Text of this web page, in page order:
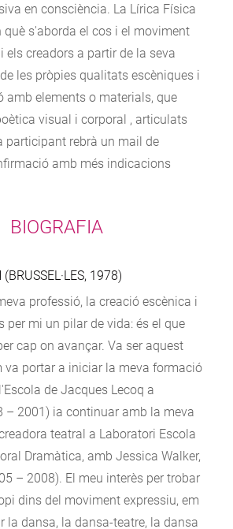
en consciència. La Lírica Física
què s'aborda el cos i el moviment
els creadors a partir de la seva
les pròpies qualitats escèniques i
amb elements o materials, que
visual i corporal , articulats
participant rebrà un mail de
amb més indicacions
BIOGRAFIA
1978)
professió, la creació escènica i
per mi un pilar de vida: és el que
cap on avançar. Va ser aquest
va portar a iniciar la meva formació
de Jacques Lecoq a
– 2001) ia continuar amb la meva
teatral a Laboratori Escola
Dramàtica, amb Jessica Walker,
– 2008). El meu interès per trobar
dins del moviment expressiu, em
la dansa, la dansa-teatre, la dansa